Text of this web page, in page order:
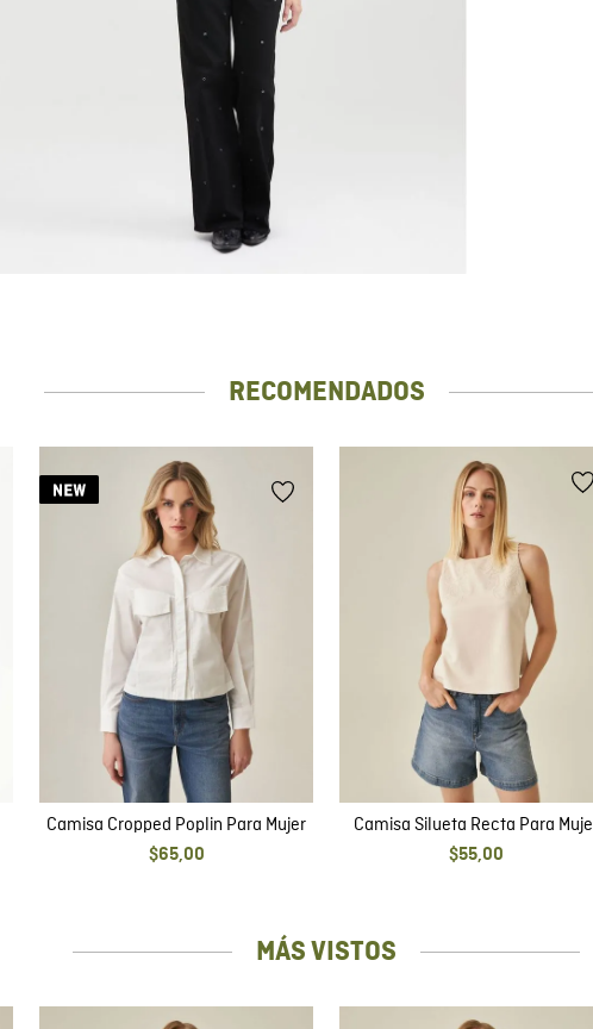
RECOMENDADOS
Camisa Cropped Poplin Para Mujer
$65,00
Camisa Silueta Recta Para
$55,00
MÁS VISTOS